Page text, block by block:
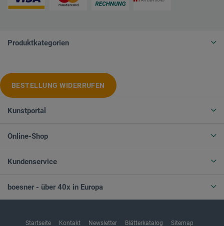
Produktkategorien
BESTELLUNG WIDERRUFEN
Kunstportal
Online-Shop
Kundenservice
boesner - über 40x in Europa
Startseite Kontakt Newsletter Blätterkatalog Sitemap